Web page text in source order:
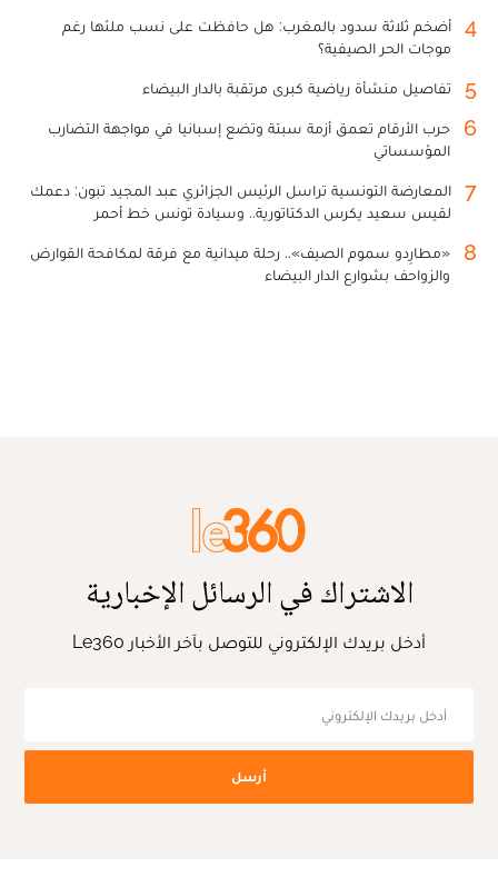
4
أضخم ثلاثة سدود بالمغرب: هل حافظت على نسب ملئها رغم
موجات الحر الصيفية؟
5 تفاصيل منشأة رياضية كبرى مرتقبة بالدار البيضاء
6
حرب الأرقام تعمق أزمة سبتة وتضع إسبانيا في مواجهة التضارب
المؤسساتي
7
المعارضة التونسية تراسل الرئيس الجزائري عبد المجيد تبون: دعمك
لقيس سعيد يكرس الدكتاتورية.. وسيادة تونس خط أحمر
8
«مطارِدو سموم الصيف».. رحلة ميدانية مع فرقة لمكافحة القوارض
والزواحف بشوارع الدار البيضاء
الاشتراك في الرسائل الإخبارية
أدخل بريدك الإلكتروني للتوصل بآخر الأخبار Le360
أرسل